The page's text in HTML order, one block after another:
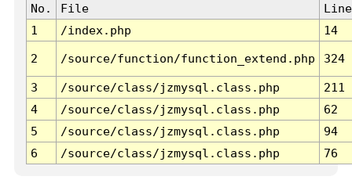
No. File
Line
1
/index.php 14
2 /source/function/function_extend.php 324
3 /source/class/jzmysql.class.php
211
4
/source/class/jzmysql.class.php
62
5
/source/class/jzmysql.class.php
94
6
/source/class/jzmysql.class.php 76